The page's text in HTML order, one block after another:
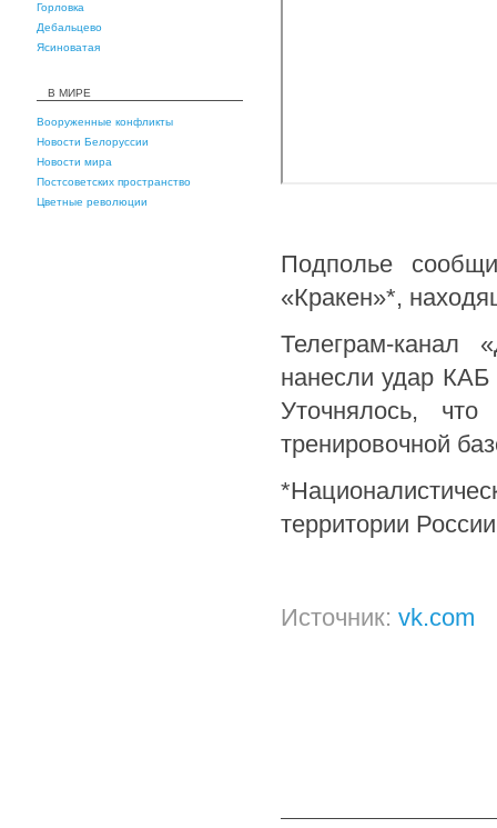
Горловка
Дебальцево
Ясиноватая
В МИРЕ
Вооруженные конфликты
Новости Белоруссии
Новости мира
Постсоветских пространство
Цветные революции
Подполье
«Кракен»*,
Телеграм-канал
нанесли удар КАБ
Уточнялось,
тренировочной
территории
Источник: vk.com